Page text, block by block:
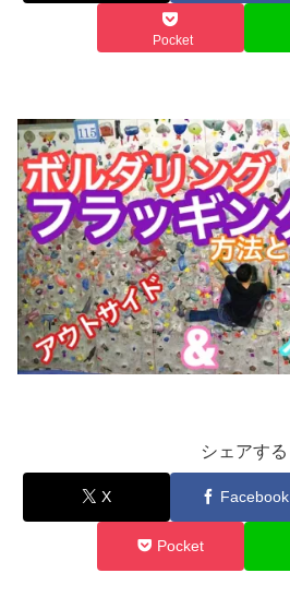
Pocket
シェアする
X Facebook
Pocket